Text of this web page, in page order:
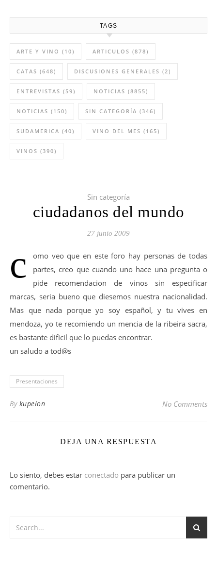
TAGS
ARTE Y VINO (10) ARTICULOS (878)
CATAS (648) DISCUSIONES GENERALES (2)
ENTREVISTAS (59) NOTICIAS (8855)
NOTICIAS (150) SIN CATEGORÍA (346)
SUDAMERICA (40) VINO DEL MES (165)
VINOS (390)
Sin categoría
ciudadanos del mundo
27 junio 2009
c
omo veo que en este foro hay personas de todas
partes, creo que cuando uno hace una pregunta o
pide recomendacion de vinos sin especificar
marcas, seria bueno que diesemos nuestra nacionalidad.
Mas que nada porque yo soy español, y tu vives en
mendoza, yo te recomiendo un mencia de la ribeira sacra,
es bastante dificil que lo puedas encontrar.
un saludo a tod@s
Presentaciones
By kupelon No Comments
DEJA UNA RESPUESTA
Lo siento, debes estar conectado para publicar un
comentario.